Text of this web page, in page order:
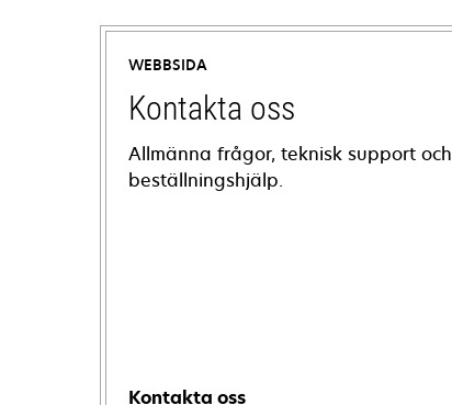
WEBBSIDA
Kontakta oss
Allmänna frågor, teknisk support och
beställningshjälp.
Kontakta oss